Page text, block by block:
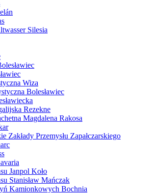
Silesia
Wiza
Bolesławiec
Rezekne
Magdalena Rakosa
Zakłady Przemysłu Zapałczarskiego
Janpol Koło
Stanisław Mańczak
Kamionkowych Bochnia